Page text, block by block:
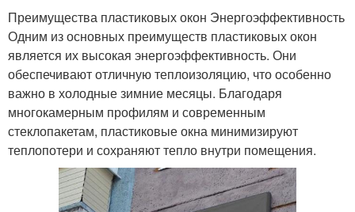
Преимущества пластиковых окон Энергоэффективность
Одним из основных преимуществ пластиковых окон
является их высокая энергоэффективность. Они
обеспечивают отличную теплоизоляцию, что особенно
важно в холодные зимние месяцы. Благодаря
многокамерным профилям и современным
стеклопакетам, пластиковые окна минимизируют
теплопотери и сохраняют тепло внутри помещения.